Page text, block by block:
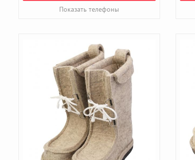
Показать телефоны